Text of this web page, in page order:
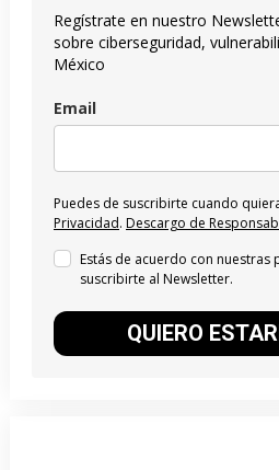
Regístrate en nuestro
sobre ciberseguridad,
México
Email
Puedes de suscribirte cuando
Privacidad. Descargo de
Estás de acuerdo con nuestras
suscribirte al Newsletter.
QUIERO